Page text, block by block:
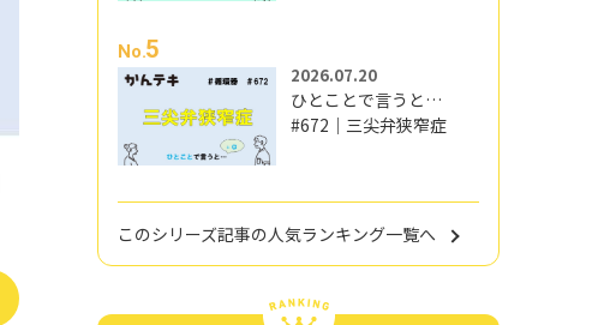
No.5
2026.07.20
ひとことで言うと…
#672｜三尖弁狭窄症
このシリーズ記事の人気ランキング一覧へ